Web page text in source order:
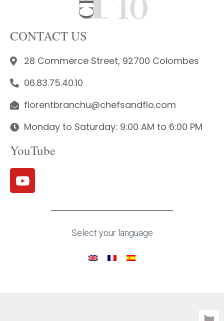
CONTACT US
28 Commerce Street, 92700 Colombes
06.83.75.40.10
florentbranchu@chefsandflo.com
Monday to Saturday: 9:00 AM to 6:00 PM
YouTube
Select your language